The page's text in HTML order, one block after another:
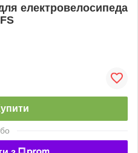
електровелосипеда